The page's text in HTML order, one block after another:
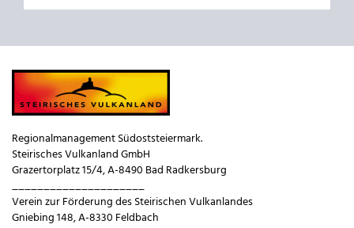
Regionalmanagement Südoststeiermark.
Steirisches Vulkanland GmbH
Grazertorplatz 15/4, A-8490 Bad Radkersburg
_____________________
Verein zur Förderung des Steirischen Vulkanlandes
Gniebing 148, A-8330 Feldbach